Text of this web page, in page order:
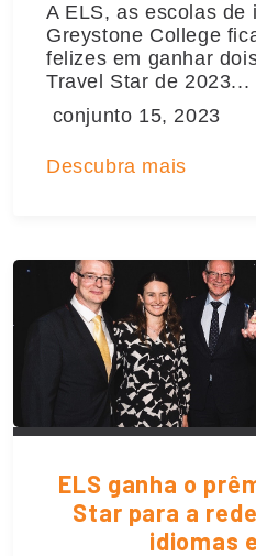
A ELS, as escolas de
Greystone College
felizes em ganhar
Travel Star de 2023...
conjunto 15, 2023
Descubra mais
ELS ganha o
Star para a
idiomas